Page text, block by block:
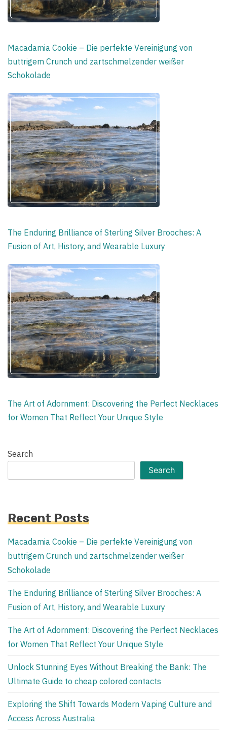
Macadamia Cookie – Die perfekte Vereinigung von
buttrigem Crunch und zartschmelzender weißer
Schokolade
The Enduring Brilliance of Sterling Silver Brooches: A
Fusion of Art, History, and Wearable Luxury
The Art of Adornment: Discovering the Perfect Necklaces
for Women That Reflect Your Unique Style
Search
Search
Recent Posts
Macadamia Cookie – Die perfekte Vereinigung von
buttrigem Crunch und zartschmelzender weißer
Schokolade
The Enduring Brilliance of Sterling Silver Brooches: A
Fusion of Art, History, and Wearable Luxury
The Art of Adornment: Discovering the Perfect Necklaces
for Women That Reflect Your Unique Style
Unlock Stunning Eyes Without Breaking the Bank: The
Ultimate Guide to cheap colored contacts
Exploring the Shift Towards Modern Vaping Culture and
Access Across Australia